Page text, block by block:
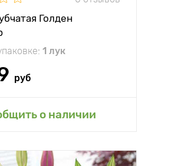
Голден
1 лук
руб
о наличии